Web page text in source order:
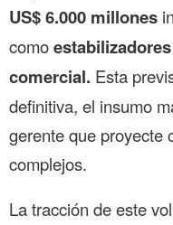
US$ 6.000 millones
como
comercial. Esta
definitiva, el insumo
gerente que proyecte
complejos.
La tracción de este